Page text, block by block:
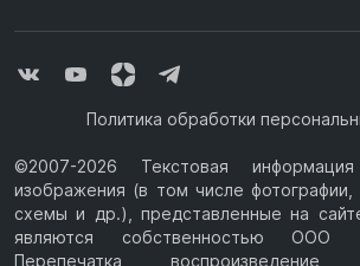
Политика обработки
©2007-2026 Текстовая
изображения (в том числе фотографии,
схемы и др.), представленные на
являются собственностью ООО
Перепечатка, воспроизведение,